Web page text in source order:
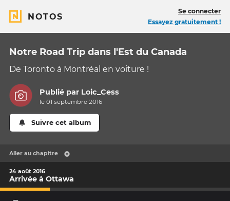
NOTOS
Se connecter
Essayez gratuitement !
Notre Road Trip dans l'Est du Canada
De Toronto à Montréal en voiture !
Publié par Loic_Cess
le 01 septembre 2016
Suivre cet album
Aller au chapitre
24 août 2016
Arrivée à Ottawa